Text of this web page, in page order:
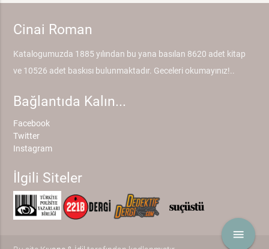
menu
Cinai Roman
Katalogumuzda 1885 yılından bu yana basılan 8620 adet kitap
ve 10526 adet baskısı bulunmaktadır. Geceleri okumayınız!..
Bağlantıda Kalın...
Facebook
Twitter
Instagram
İlgili Siteler